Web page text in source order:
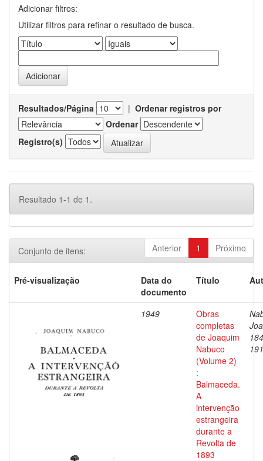
Adicionar filtros:
Utilizar filtros para refinar o resultado de busca.
Resultados/Página | Ordenar registros por
Ordenar
Registro(s)
Resultado 1-1 de 1.
Anterior 1 Próximo
Conjunto de itens:
Pré-visualização
Data do
documento
Título
1949
Obras
completas
de Joaquim
Nabuco
(Volume 2)
:
Balmaceda.
A
intervenção
estrangeira
durante a
Revolta de
1893